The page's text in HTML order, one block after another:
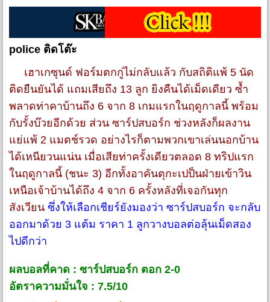
police ติดโต๊ะ
เฮาเกซุนด์ ฟอร์มตกกู่ไม่กลับแล้ว กับสถิติแพ้ 5 นัด
ติดยืนยันได้ แถมเสียถึง 13 ลูก ยิงคืนได้เม็ดเดียว ซ้ำ
พลาดท่าคาบ้านถึง 6 จาก 8 เกมแรกในฤดูกาลนี้ พร้อม
กับรั้งบ๊วยอีกด้วย ส่วน ซาร์ปสบอร์ก ช่วงหลังก็ผลงาน
แย่แพ้ 2 แมตช์รวด อย่างไรก็ตามพวกเขาเล่นนอกบ้าน
ได้เหนียวนแน่น เมื่อเสียท่าครั้งเดียวตลอด 8 ทริปแรก
ในฤดูกาลนี้ (ชนะ 3) อีกทั้งอาคันตุกะเปป็นฝ่ายเข้าวิน
เหนือเจ้าบ้านได้ถึง 4 จาก 6 ครั้งหลังที่เจอกันทุก
สังเวียน ซึ่งให้เลือกเชียร์ยังมองว่า ซาร์ปสบอร์ก จะกลับ
ออกมาด้วย 3 แต้ม ราคา 1 ลูกวางบอลต่อลุ้นเม็ดสอง
ไปดีกว่า
ผลบอลที่คาด : ซาร์ปสบอร์ก ตอก 2-0
อัตราความมั่นใจ : 7.5/10